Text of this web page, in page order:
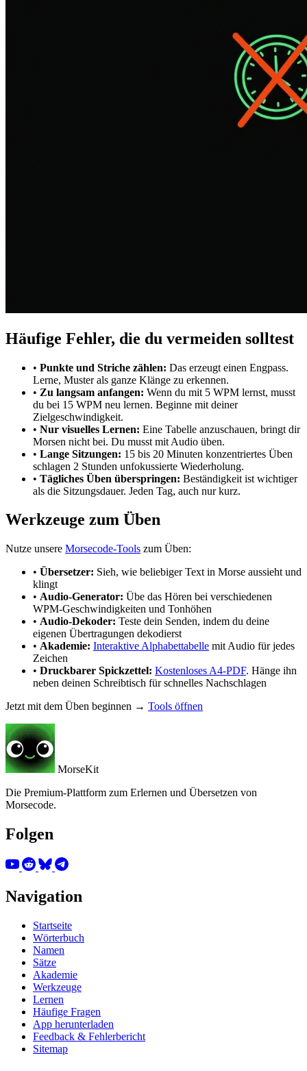
Häufige Fehler, die du vermeiden solltest
• Punkte und Striche zählen: Das erzeugt einen Engpass.
Lerne, Muster als ganze Klänge zu erkennen.
• Zu langsam anfangen: Wenn du mit 5 WPM lernst, musst
du bei 15 WPM neu lernen. Beginne mit deiner
Zielgeschwindigkeit.
• Nur visuelles Lernen: Eine Tabelle anzuschauen, bringt dir
Morsen nicht bei. Du musst mit Audio üben.
• Lange Sitzungen: 15 bis 20 Minuten konzentriertes Üben
schlagen 2 Stunden unfokussierte Wiederholung.
• Tägliches Üben überspringen: Beständigkeit ist wichtiger
als die Sitzungsdauer. Jeden Tag, auch nur kurz.
Werkzeuge zum Üben
Nutze unsere Morsecode-Tools zum Üben:
• Übersetzer: Sieh, wie beliebiger Text in Morse aussieht und
klingt
• Audio-Generator: Übe das Hören bei verschiedenen
WPM-Geschwindigkeiten und Tonhöhen
• Audio-Dekoder: Teste dein Senden, indem du deine
eigenen Übertragungen dekodierst
• Akademie: Interaktive Alphabettabelle mit Audio für jedes
Zeichen
• Druckbarer Spickzettel: Kostenloses A4-PDF. Hänge ihn
neben deinen Schreibtisch für schnelles Nachschlagen
Jetzt mit dem Üben beginnen → Tools öffnen
MorseKit
Die Premium-Plattform zum Erlernen und Übersetzen von
Morsecode.
Folgen
Navigation
Startseite
Wörterbuch
Namen
Sätze
Akademie
Werkzeuge
Lernen
Häufige Fragen
App herunterladen
Feedback & Fehlerbericht
Sitemap